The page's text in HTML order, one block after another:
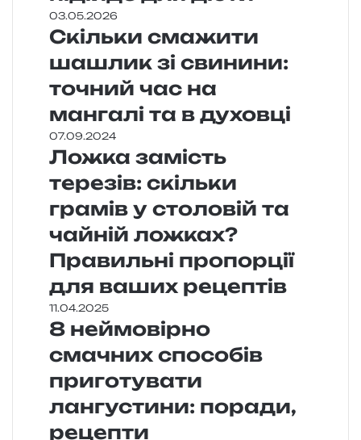
03.05.2026
Скільки смажити
шашлик зі свинини:
точний час на
мангалі та в духовці
07.09.2024
Ложка замість
терезів: скільки
грамів у столовій та
чайній ложках?
Правильні пропорції
для ваших рецептів
11.04.2025
8 неймовірно
смачних способів
приготувати
лангустини: поради,
рецепти